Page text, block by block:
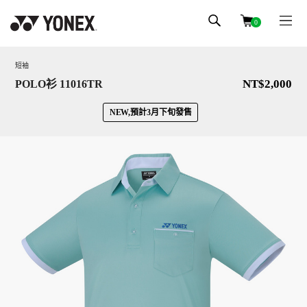
0
短袖
POLO衫 11016TR NT$2,000
NEW,預計3月下旬發售